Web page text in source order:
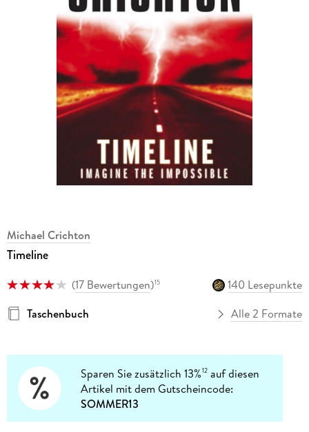
Michael Crichton
Timeline
(17 Bewertungen)15
140 Lesepunkte
Taschenbuch
Alle 2 Formate
Sparen Sie zusätzlich 13%12 auf diesen
Artikel mit dem Gutscheincode:
SOMMER13